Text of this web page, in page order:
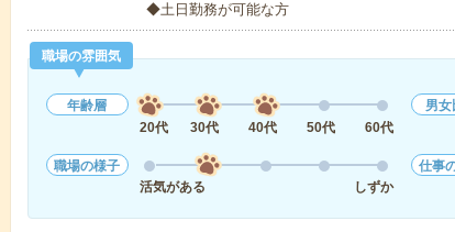
◆土日勤務が可能な方
職場の雰囲気
年齢層
20代
30代 40代 50代 60代
男女
職場の様子
活気がある
しずか
仕事